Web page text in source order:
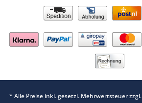
* Alle Preise inkl. gesetzl. Mehrwertsteuer zzgl.